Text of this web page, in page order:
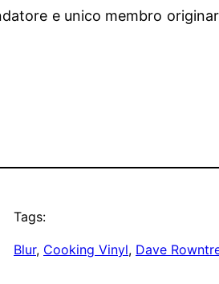
e unico membro
Tags:
Blur, Cooking Vinyl, Dave